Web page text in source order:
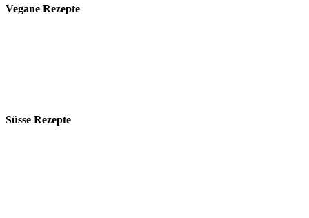
Vegane Rezepte
Süsse Rezepte